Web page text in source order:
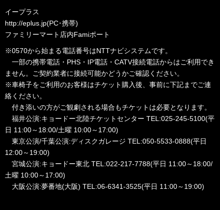
イープラス
http://eplus.jp(PC･携帯)
ファミリーマート店内Famiポート
※0570から始まる電話番号はNTTナビシステムです。
一部の携帯電話・PHS・IP電話・CATV接続電話からはご利用でき
ません。ご契約業者に接続可能かどうかご確認ください。
※車椅子をご利用のお客様はチケット購入後、事前に下記までご連
絡ください。
付き添いの方がご観劇される場合もチケットは必要となります。
福井公演:キョードー北陸チケットセンター TEL:025-245-5100(平
日 11:00～18:00/土曜 10:00～17:00)
東京公演/千葉公演:ディスクガレージ TEL:050-5533-0888(平日
12:00～19:00)
宮城公演:キョードー東北 TEL:022-217-7788(平日 11:00～18:00/
土曜 10:00～17:00)
大阪公演:夢番地(大阪) TEL:06-6341-3525(平日 11:00～19:00)